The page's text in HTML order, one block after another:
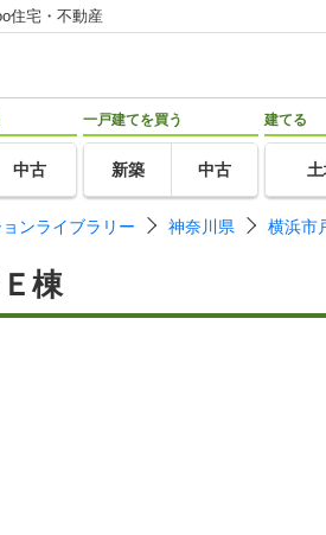
住宅・不動産
中古
一戸建てを買う
新築 中古
建てる
ンライブラリー 神奈川県 横浜市
棟